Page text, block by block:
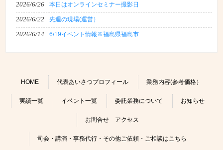
2026/6/26 本日はオンラインセミナー撮影日
2026/6/22 先週の現場(運営）
2026/6/14 6/19イベント情報※福島県福島市
HOME 代表あいさつプロフィール 業務内容(参考価格）
実績一覧 イベント一覧 委託業務について お知らせ
お問合せ アクセス
司会・講演・事務代行・その他ご依頼・ご相談はこちら